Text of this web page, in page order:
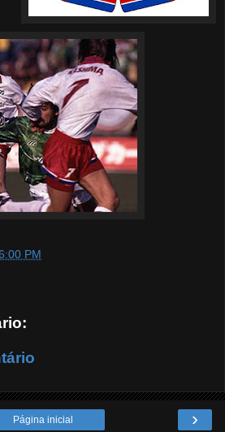
PM
›
Página inicial